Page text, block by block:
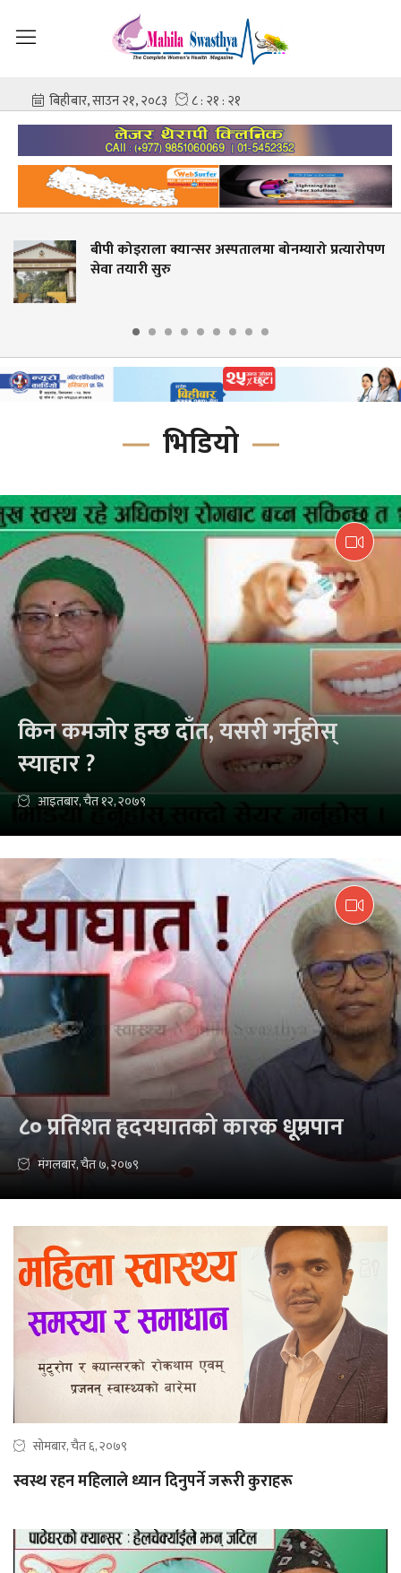
प्रत्यारोपण ज्वरो आउँदा नुहाउन हुन्छ कि हुँदैन ?
भिडियो
किन कमजोर हुन्छ दाँत, यसरी गर्नुहोस्
स्याहार ?
आइतबार, चैत १२, २०७९
८० प्रतिशत हृदयघातको कारक धूम्रपान
मंगलबार, चैत ७, २०७९
सोमबार, चैत ६, २०७९
स्वस्थ रहन महिलाले ध्यान दिनुपर्ने जरूरी कुराहरू